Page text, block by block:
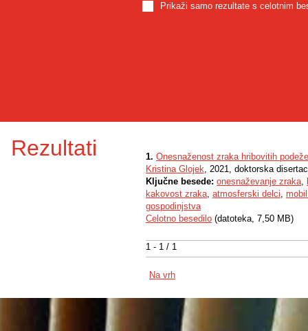
Prikaži samo rezultate s celotnim
Rezultati
1 - 1 / 1
1. Onesnaženost zraka hribovitih
Kristina Glojek, 2021, doktorska
Ključne besede: onesnaževanje zraka,
kakovost zraka, atmosferski delci,
gospodinjstva
Celotno besedilo (datoteka, 7,50 MB)
Na vrh